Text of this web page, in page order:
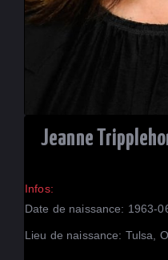
Jeanne
Infos:
Date de naissance: 1963-
Lieu de naissance: Tulsa,